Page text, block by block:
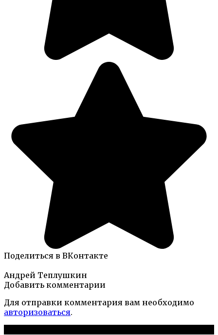
Поделиться в ВКонтакте
Андрей Теплушкин
Добавить комментарии
Для отправки комментария вам необходимо
авторизоваться.